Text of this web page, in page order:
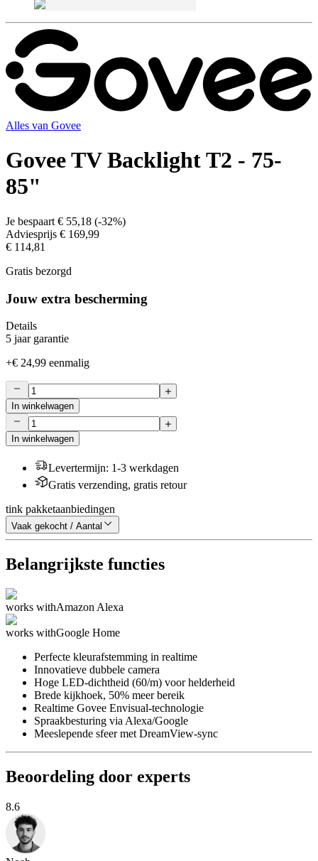
Alles van Govee
Govee TV Backlight T2 - 75-
85"
Je bespaart € 55,18 (-32%)
Adviesprijs € 169,99
€ 114,81
Gratis bezorgd
Jouw extra bescherming
Details
5 jaar garantie
+€ 24,99 eenmalig
In winkelwagen
In winkelwagen
Levertermijn: 1-3 werkdagen
Gratis verzending, gratis retour
tink pakketaanbiedingen
Vaak gekocht / Aantal
Belangrijkste functies
works withAmazon Alexa
works withGoogle Home
Perfecte kleurafstemming in realtime
Innovatieve dubbele camera
Hoge LED-dichtheid (60/m) voor helderheid
Brede kijkhoek, 50% meer bereik
Realtime Govee Envisual-technologie
Spraakbesturing via Alexa/Google
Meeslepende sfeer met DreamView-sync
Beoordeling door experts
8.6